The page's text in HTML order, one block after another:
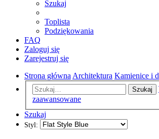
Szukaj
Toplista
Podziękowania
FAQ
Zaloguj się
Zarejestruj się
Strona główna Architektura Kamienice i
Szukaj
zaawansowane
Szukaj
Styl: